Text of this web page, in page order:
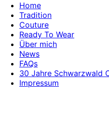
Home
Tradition
Couture
Ready To Wear
Über mich
News
FAQs
30 Jahre Schwarzwald
Impressum